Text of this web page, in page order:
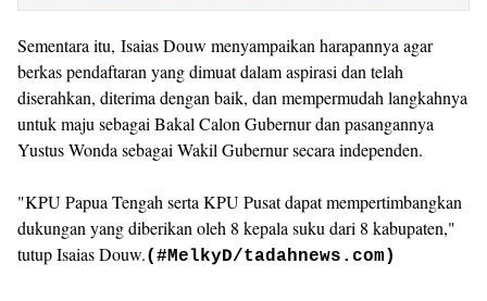
Sementara itu, Isaias Douw menyampaikan harapannya agar
berkas pendaftaran yang dimuat dalam aspirasi dan telah
diserahkan, diterima dengan baik, dan mempermudah langkahnya
untuk maju sebagai Bakal Calon Gubernur dan pasangannya
Yustus Wonda sebagai Wakil Gubernur secara independen.
"KPU Papua Tengah serta KPU Pusat dapat mempertimbangkan
dukungan yang diberikan oleh 8 kepala suku dari 8 kabupaten,"
tutup Isaias Douw.(#MelkyD/tadahnews.com)